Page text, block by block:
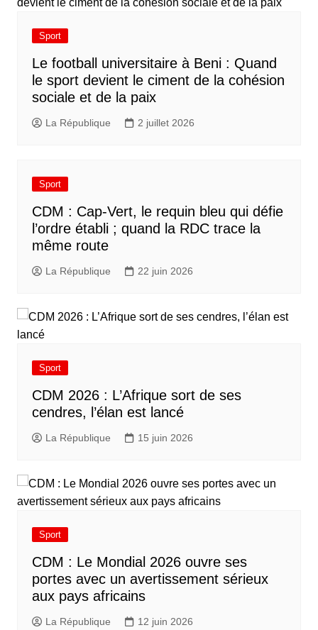
Sport
Le football universitaire à Beni : Quand
le sport devient le ciment de la cohésion
sociale et de la paix
La République 2 juillet 2026
Sport
CDM : Cap-Vert, le requin bleu qui défie
l’ordre établi ; quand la RDC trace la
même route
La République 22 juin 2026
Sport
CDM 2026 : L’Afrique sort de ses
cendres, l’élan est lancé
La République 15 juin 2026
Sport
CDM : Le Mondial 2026 ouvre ses
portes avec un avertissement sérieux
aux pays africains
La République 12 juin 2026